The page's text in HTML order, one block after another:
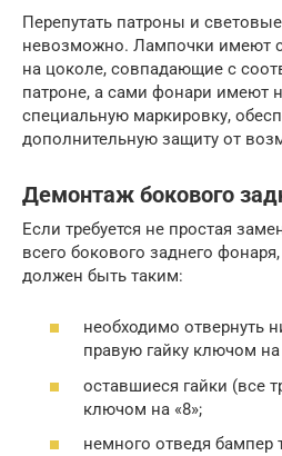
Перепутать патроны и
невозможно. Лампочки имеют
на цоколе, совпадающие с
патроне, а сами фонари имеют
специальную маркировку,
дополнительную защиту от
Демонтаж бокового
Если требуется не простая
всего бокового заднего
должен быть таким:
необходимо
правую гайку ключом на
оставшиеся гайки (все
ключом на «8»;
немного отведя бампер